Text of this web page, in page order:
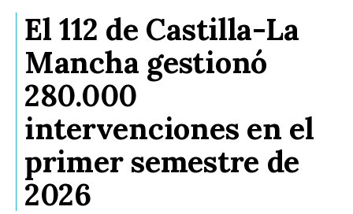
El 112 de Castilla-La
Mancha gestionó
280.000
intervenciones en el
primer semestre de
2026